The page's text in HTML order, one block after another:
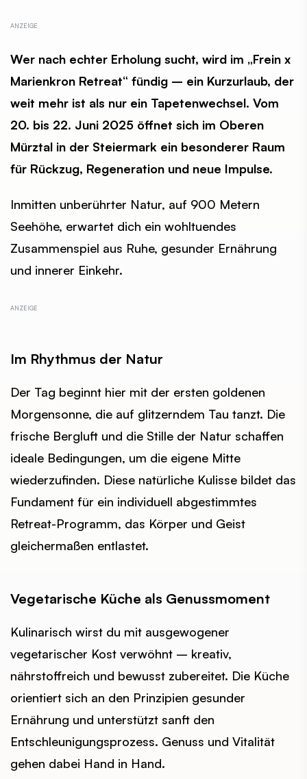
Wer nach echter Erholung sucht, wird im „Frein x
Marienkron Retreat“ fündig – ein Kurzurlaub, der
weit mehr ist als nur ein Tapetenwechsel. Vom
20. bis 22. Juni 2025 öffnet sich im Oberen
Mürztal in der Steiermark ein besonderer Raum
für Rückzug, Regeneration und neue Impulse.
Inmitten unberührter Natur, auf 900 Metern
Seehöhe, erwartet dich ein wohltuendes
Zusammenspiel aus Ruhe, gesunder Ernährung
und innerer Einkehr.
Im Rhythmus der Natur
Der Tag beginnt hier mit der ersten goldenen
Morgensonne, die auf glitzerndem Tau tanzt. Die
frische Bergluft und die Stille der Natur schaffen
ideale Bedingungen, um die eigene Mitte
wiederzufinden. Diese natürliche Kulisse bildet das
Fundament für ein individuell abgestimmtes
Retreat-Programm, das Körper und Geist
gleichermaßen entlastet.
Vegetarische Küche als Genussmoment
Kulinarisch wirst du mit ausgewogener
vegetarischer Kost verwöhnt – kreativ,
nährstoffreich und bewusst zubereitet. Die Küche
orientiert sich an den Prinzipien gesunder
Ernährung und unterstützt sanft den
Entschleunigungsprozess. Genuss und Vitalität
gehen dabei Hand in Hand.